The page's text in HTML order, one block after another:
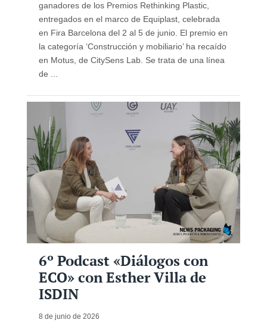
ganadores de los Premios Rethinking Plastic,
entregados en el marco de Equiplast, celebrada
en Fira Barcelona del 2 al 5 de junio. El premio en
la categoría ‘Construcción y mobiliario’ ha recaído
en Motus, de CitySens Lab. Se trata de una línea
de ...
6º Podcast «Diálogos con
ECO» con Esther Villa de
ISDIN
8 de junio de 2026